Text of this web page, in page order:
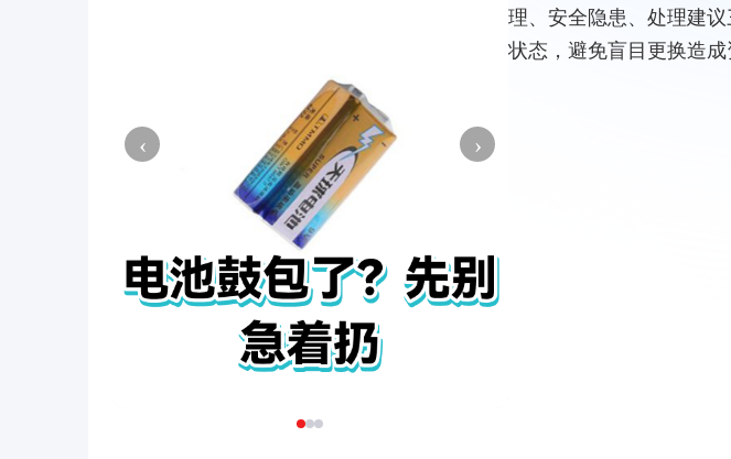
‹ ›
理、安全隐患、处理建
状态，避免盲目更换造成